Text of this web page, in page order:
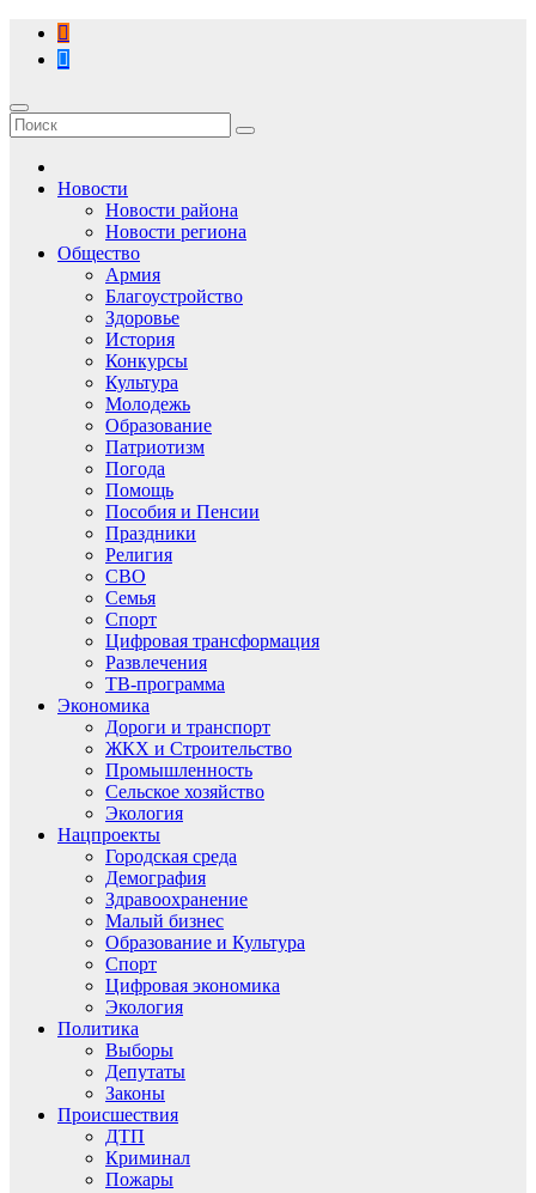
Перейти
содержимому
Новости
Новости района
Новости региона
Общество
Армия
Благоустройство
Здоровье
История
Конкурсы
Культура
Молодежь
Образование
Патриотизм
Погода
Помощь
Пособия и Пенсии
Праздники
Религия
СВО
Семья
Спорт
Цифровая трансформация
Развлечения
ТВ-программа
Экономика
Дороги и транспорт
ЖКХ и Строительство
Промышленность
Сельское хозяйство
Экология
Нацпроекты
Городская среда
Демография
Здравоохранение
Малый бизнес
Образование и Культура
Спорт
Цифровая экономика
Экология
Политика
Выборы
Депутаты
Законы
Происшествия
ДТП
Криминал
Пожары